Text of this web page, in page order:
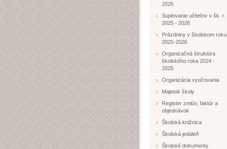
2026
Suplovanie učiteľov v šk. r.
2025 - 2026
Prázdniny v školskom roku
2025-2026
Organizačná štruktúra
školského roka 2024 -
2025
Organizácia vyučovania
Majetok školy
Register zmlúv, faktúr a
objednávok
Školská knižnica
Školská jedáleň
Školské dokumenty